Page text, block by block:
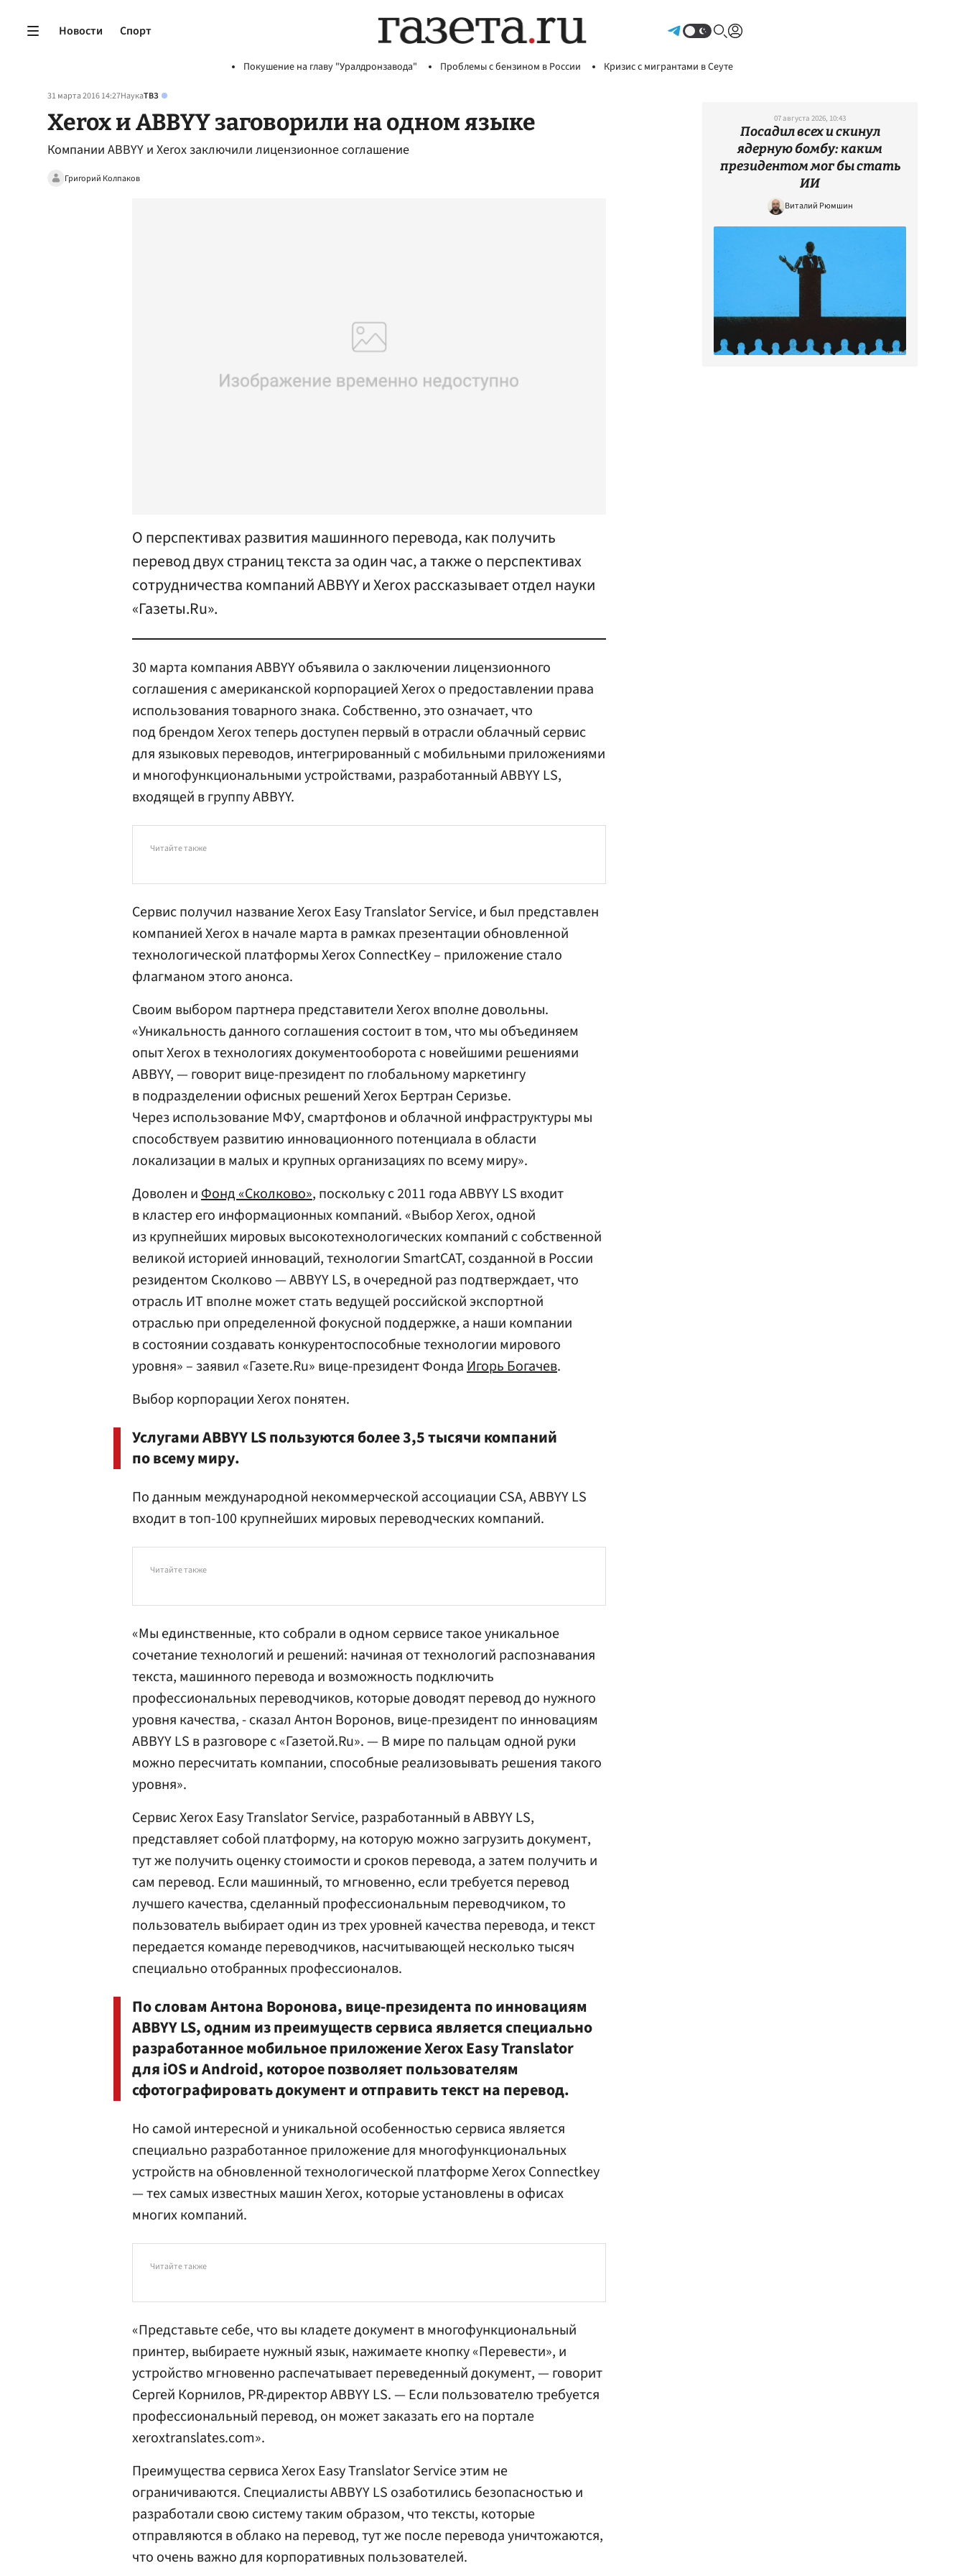
Новости Спорт
Покушение на главу "Уралдронзавода" Проблемы с бензином в России Кризис с мигрантами в Сеуте
31 марта 2016 14:27НаукаТВЗ
Xerox и ABBYY заговорили на одном языке
Компании ABBYY и Xerox заключили лицензионное соглашение
Григорий Колпаков
О перспективах развития машинного перевода, как получить
перевод двух страниц текста за один час, а также о перспективах
сотрудничества компаний ABBYY и Xerox рассказывает отдел науки
«Газеты.Ru».
30 марта компания ABBYY объявила о заключении лицензионного
соглашения с американской корпорацией Xerox о предоставлении права
использования товарного знака. Собственно, это означает, что
под брендом Xerox теперь доступен первый в отрасли облачный сервис
для языковых переводов, интегрированный с мобильными приложениями
и многофункциональными устройствами, разработанный ABBYY LS,
входящей в группу ABBYY.
Читайте также
Сервис получил название Xerox Easy Translator Service, и был представлен
компанией Xerox в начале марта в рамках презентации обновленной
технологической платформы Xerox ConnectKey – приложение стало
флагманом этого анонса.
Своим выбором партнера представители Xerox вполне довольны.
«Уникальность данного соглашения состоит в том, что мы объединяем
опыт Xerox в технологиях документооборота с новейшими решениями
ABBYY, — говорит вице-президент по глобальному маркетингу
в подразделении офисных решений Xerox Бертран Серизье.
Через использование МФУ, смартфонов и облачной инфраструктуры мы
способствуем развитию инновационного потенциала в области
локализации в малых и крупных организациях по всему миру».
Доволен иФонд «Сколково», поскольку с 2011 года ABBYY LS входит
в кластер его информационных компаний. «Выбор Xerox, одной
из крупнейших мировых высокотехнологических компаний с собственной
великой историей инноваций, технологии SmartCAT, созданной в России
резидентом Сколково — ABBYY LS, в очередной раз подтверждает, что
отрасль ИТ вполне может стать ведущей российской экспортной
отраслью при определенной фокусной поддержке, а наши компании
в состоянии создавать конкурентоспособные технологии мирового
уровня» – заявил «Газете.Ru» вице-президент ФондаИгорь Богачев.
Выбор корпорации Xerox понятен.
Услугами ABBYY LS пользуются более 3,5 тысячи компаний
по всему миру.
По данным международной некоммерческой ассоциации CSA, ABBYY LS
входит в топ-100 крупнейших мировых переводческих компаний.
Читайте также
«Мы единственные, кто собрали в одном сервисе такое уникальное
сочетание технологий и решений: начиная от технологий распознавания
текста, машинного перевода и возможность подключить
профессиональных переводчиков, которые доводят перевод до нужного
уровня качества, - сказал Антон Воронов, вице-президент по инновациям
ABBYY LS в разговоре с «Газетой.Ru». — В мире по пальцам одной руки
можно пересчитать компании, способные реализовывать решения такого
уровня».
Сервис Xerox Easy Translator Service, разработанный в ABBYY LS,
представляет собой платформу, на которую можно загрузить документ,
тут же получить оценку стоимости и сроков перевода, а затем получить и
сам перевод. Если машинный, то мгновенно, если требуется перевод
лучшего качества, сделанный профессиональным переводчиком, то
пользователь выбирает один из трех уровней качества перевода, и текст
передается команде переводчиков, насчитывающей несколько тысяч
специально отобранных профессионалов.
По словам Антона Воронова, вице-президента по инновациям
ABBYY LS, одним из преимуществ сервиса является специально
разработанное мобильное приложение Xerox Easy Translator
для iOS и Android, которое позволяет пользователям
сфотографировать документ и отправить текст на перевод.
Но самой интересной и уникальной особенностью сервиса является
специально разработанное приложение для многофункциональных
устройств на обновленной технологической платформе Xerox Connectkey
— тех самых известных машин Xerox, которые установлены в офисах
многих компаний.
Читайте также
«Представьте себе, что вы кладете документ в многофункциональный
принтер, выбираете нужный язык, нажимаете кнопку «Перевести», и
устройство мгновенно распечатывает переведенный документ, — говорит
Сергей Корнилов, PR-директор ABBYY LS. — Если пользователю требуется
профессиональный перевод, он может заказать его на портале
xeroxtranslates.com».
Преимущества сервиса Xerox Easy Translator Service этим не
ограничиваются. Специалисты ABBYY LS озаботились безопасностью и
разработали свою систему таким образом, что тексты, которые
отправляются в облако на перевод, тут же после перевода уничтожаются,
что очень важно для корпоративных пользователей.
07 августа 2026, 10:43
Посадил всех и скинул
ядерную бомбу: каким
президентом мог бы стать
ИИ
Виталий Рюмшин